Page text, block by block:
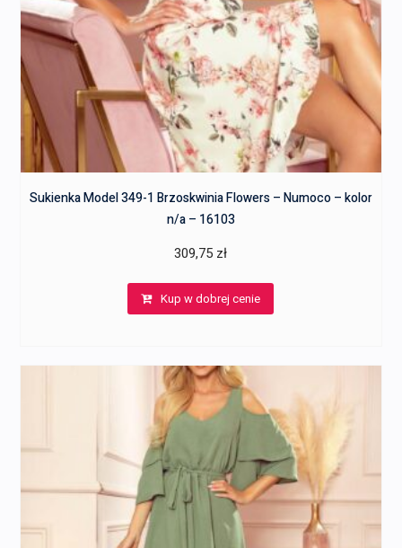
Sukienka Model 349-1 Brzoskwinia Flowers – Numoco – kolor
n/a – 16103
309,75 zł
Kup w dobrej cenie